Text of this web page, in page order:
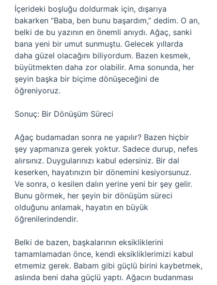
İçerideki boşluğu doldurmak için, dışarıya
bakarken “Baba, ben bunu başardım,” dedim. O an,
belki de bu yazının en önemli anıydı. Ağaç, sanki
bana yeni bir umut sunmuştu. Gelecek yıllarda
daha güzel olacağını biliyordum. Bazen kesmek,
büyütmekten daha zor olabilir. Ama sonunda, her
şeyin başka bir biçime dönüşeceğini de
öğreniyoruz.
Sonuç: Bir Dönüşüm Süreci
Ağaç budamadan sonra ne yapılır? Bazen hiçbir
şey yapmanıza gerek yoktur. Sadece durup, nefes
alırsınız. Duygularınızı kabul edersiniz. Bir dal
keserken, hayatınızın bir dönemini kesiyorsunuz.
Ve sonra, o kesilen dalın yerine yeni bir şey gelir.
Bunu görmek, her şeyin bir dönüşüm süreci
olduğunu anlamak, hayatın en büyük
öğrenilerindendir.
Belki de bazen, başkalarının eksikliklerini
tamamlamadan önce, kendi eksikliklerimizi kabul
etmemiz gerek. Babam gibi güçlü birini kaybetmek,
aslında beni daha güçlü yaptı. Ağacın budanması